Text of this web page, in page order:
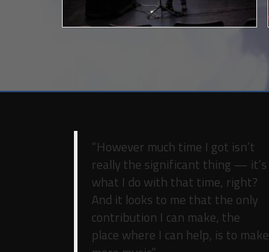
“However much time I got isn’t
really the significant thing — it’s
what I do with that time, right?
And it looks to me that the only
contribution I can make, the
place where I can help, is to make